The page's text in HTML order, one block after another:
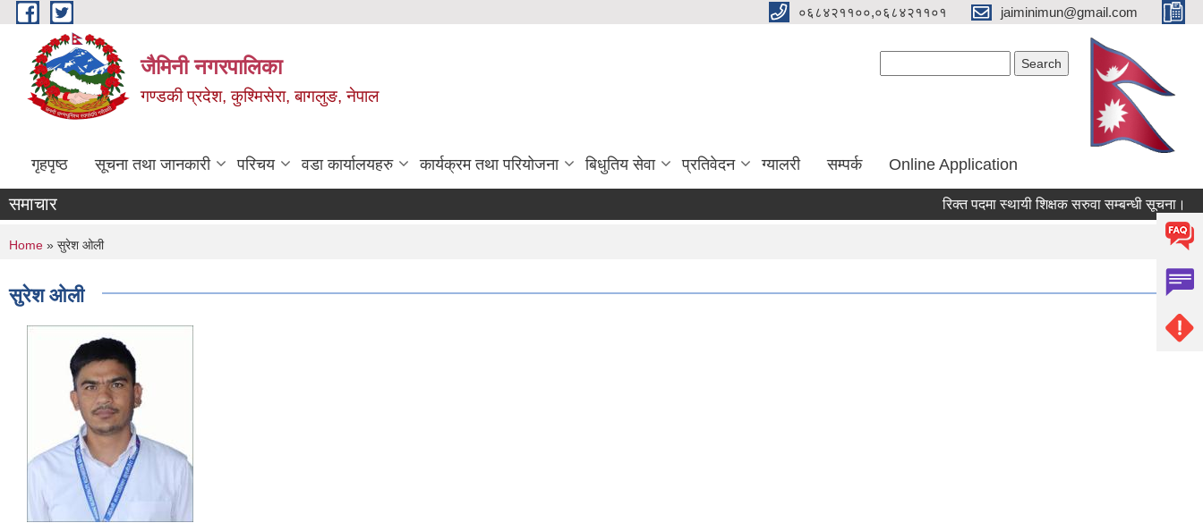
Skip to main content ०६८४२११००,०६८४२११०१ jaiminimun@gmail.com
जैमिनी नगरपालिका
गण्डकी प्रदेश, कुश्मिसेरा, बागलुङ, नेपाल
गृहपृष्ठ सूचना तथा जानकारी परिचय वडा कार्यालयहरु कार्यक्रम तथा परियोजना बिधुतिय सेवा प्रतिवेदन ग्यालरी सम्पर्क Online Application
समाचार रिक्त पदमा स्थायी शिक्षक सरुवा सम्बन्धी सूचना।
You are here
Home » सुरेश ओली
सुरेश ओली